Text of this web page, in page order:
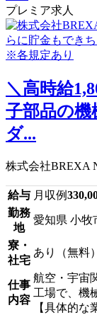
プレミア求人
＼高時給
子部品の機
ダ...
株式会社BREXA
給与 月収例
勤務
地
愛知県 小牧
寮・
社宅
あり（無料）
仕事
内容
航空・宇宙
工場で、機
【具体的な